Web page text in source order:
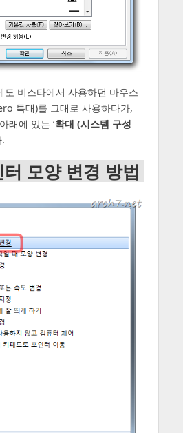
도 비스타에서 사용하던 마우스
특대)를 그대로 사용하다가,
래에 있는 ‘확대 (시스템 구성
모양 변경 방법